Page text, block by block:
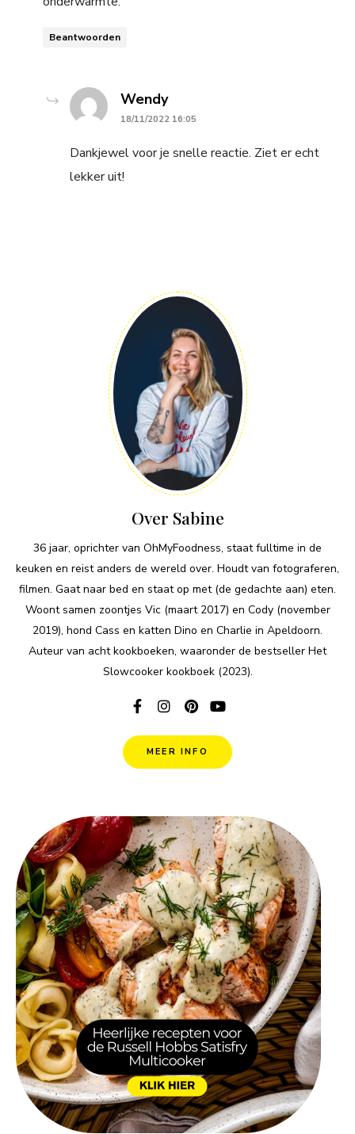
Beantwoorden
Wendysays:
18/11/2022 16:05
Dankjewel voor je snelle reactie. Ziet er echt
lekker uit!
Over Sabine
36 jaar, oprichter van OhMyFoodness, staat fulltime in de
keuken en reist anders de wereld over. Houdt van fotograferen,
filmen. Gaat naar bed en staat op met (de gedachte aan) eten.
Woont samen zoontjes Vic (maart 2017) en Cody (november
2019), hond Cass en katten Dino en Charlie in Apeldoorn.
Auteur van acht kookboeken, waaronder de bestseller Het
Slowcooker kookboek (2023).
MEER INFO